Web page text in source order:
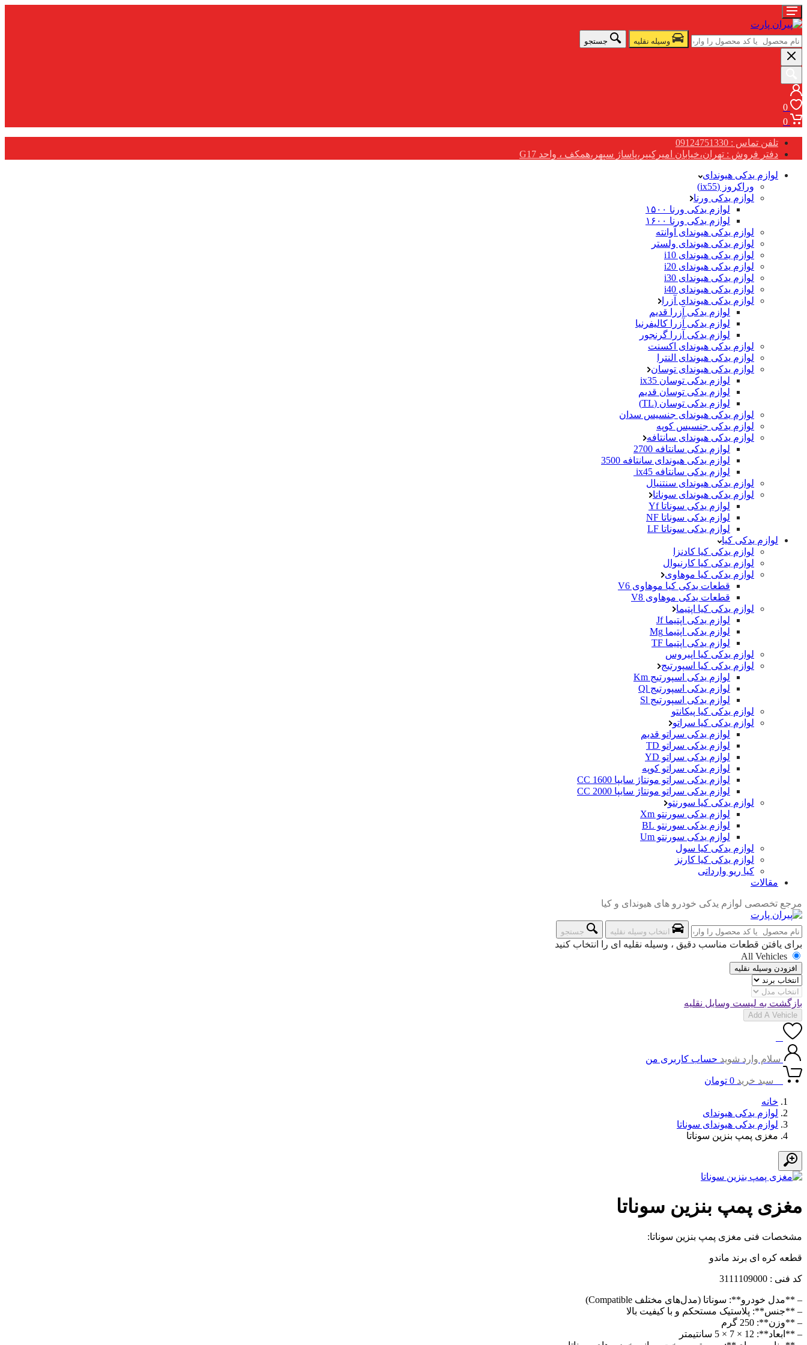
وسیله نقلیه جستجو
0
0
تلفن تماس : 09124751330
دفتر فروش : تهران،خیابان امیرکبیر،پاساژ سپهر،همکف ، واحد G17
لوازم یدکی هیوندای
وراکروز (ix55)
لوازم یدکی ورنا
لوازم یدکی ورنا ۱۵۰۰
لوازم یدکی ورنا ۱۶۰۰
لوازم یدکی هیوندای آوانته
لوازم یدکی هیوندای ولستر
لوازم یدکی هیوندای i10
لوازم یدکی هیوندای i20
لوازم یدکی هیوندای i30
لوازم یدکی هیوندای i40
لوازم یدکی هیوندای آزرا
لوازم یدکی آزرا قدیم
لوازم یدکی آزرا کالیفرنیا
لوازم یدکی آزرا گرنجور
لوازم یدکی هیوندای اکسنت
لوازم یدکی هیوندای النترا
لوازم یدکی هیوندای توسان
لوازم یدکی توسان ix35
لوازم یدکی توسان قدیم
لوازم یدکی توسان (TL)
لوازم یدکی هیوندای جنسیس سدان
لوازم یدکی جنسیس کوپه
لوازم یدکی هیوندای سانتافه
لوازم یدکی سانتافه 2700
لوازم یدکی هیوندای سانتافه 3500
لوازم یدکی سانتافه ix45
لوازم یدکی هیوندای سنتنیال
لوازم یدکی هیوندای سوناتا
لوازم یدکی سوناتا Yf
لوازم یدکی سوناتا NF
لوازم یدکی سوناتا LF
لوازم یدکی کیا
لوازم یدکی کیا کادنزا
لوازم یدکی کیا کارنیوال
لوازم یدکی کیا موهاوی
قطعات یدکی کیا موهاوی V6
قطعات یدکی موهاوی V8
لوازم یدکی کیا اپتیما
لوازم یدکی اپتیما Jf
لوازم یدکی اپتیما Mg
لوازم یدکی اپتیما TF
لوازم یدکی کیا اپیروس
لوازم یدکی کیا اسپورتیج
لوازم یدکی اسپورتیج Km
لوازم یدکی اسپورتیج Ql
لوازم یدکی اسپورتیج Sl
لوازم یدکی کیا پیکانتو
لوازم یدکی کیا سراتو
لوازم یدکی سراتو قدیم
لوازم یدکی سراتو TD
لوازم یدکی سراتو YD
لوازم یدکی سراتو کوپه
لوازم یدکی سراتو مونتاژ سایپا 1600 CC
لوازم یدکی سراتو مونتاژ سایپا 2000 CC
لوازم یدکی کیا سورنتو
لوازم یدکی سورنتو Xm
لوازم یدکی سورنتو BL
لوازم یدکی سورنتو Um
لوازم یدکی کیا سول
لوازم یدکی کیا کارنز
کیا ریو وارداتی
مقالات
مرجع تخصصی لوازم یدکی خودرو های هیوندای و کیا
انتخاب وسیله نقلیه جستجو
برای یافتن قطعات مناسب دقیق ، وسیله نقلیه ای را انتخاب کنید
All Vehicles
افزودن وسیله نقلیه
بازگشت به لیست وسایل نقلیه
Add A Vehicle
سلام وارد شوید حساب کاربری من
سبد خرید 0 تومان
خانه
لوازم یدکی هیوندای
لوازم یدکی هیوندای سوناتا
مغزی پمپ بنزین سوناتا
مغزی پمپ بنزین سوناتا
مشخصات فنی مغزی پمپ بنزین سوناتا:
قطعه کره ای برند ماندو
کد فنی : 3111109000
– **مدل خودرو**: سوناتا (مدل‌های مختلف Compatible)
– **جنس**: پلاستیک مستحکم و با کیفیت بالا
– **وزن**: 250 گرم
– **ابعاد**: 12 × 7 × 5 سانتیمتر